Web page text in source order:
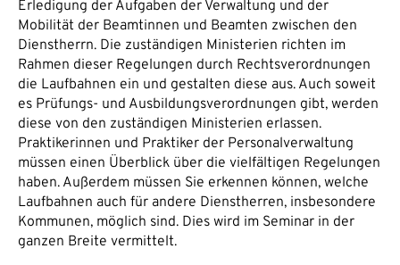
Erledigung der Aufgaben der Verwaltung und der
Mobilität der Beamtinnen und Beamten zwischen den
Dienstherrn. Die zuständigen Ministerien richten im
Rahmen dieser Regelungen durch Rechtsverordnungen
die Laufbahnen ein und gestalten diese aus. Auch soweit
es Prüfungs- und Ausbildungsverordnungen gibt, werden
diese von den zuständigen Ministerien erlassen.
Praktikerinnen und Praktiker der Personalverwaltung
müssen einen Überblick über die vielfältigen Regelungen
haben. Außerdem müssen Sie erkennen können, welche
Laufbahnen auch für andere Dienstherren, insbesondere
Kommunen, möglich sind. Dies wird im Seminar in der
ganzen Breite vermittelt.